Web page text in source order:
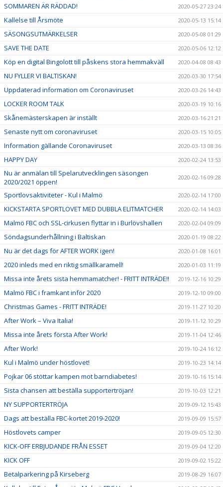
SOMMAREN ÄR RÄDDAD! 2020-05-27 23:24
Kallelse till Årsmöte 2020-05-13 15:14
SÄSONGSUTMÄRKELSER 2020-05-08 01:29
SAVE THE DATE 2020-05-06 12:12
Köp en digital Bingolott till påskens stora hemmakväll 2020-04-08 08:43
NU FYLLER VI BALTISKAN! 2020-03-30 17:54
Uppdaterad information om Coronaviruset 2020-03-26 14:43
LOCKER ROOM TALK 2020-03-19 10:16
Skånemästerskapen är inställt 2020-03-16 21:21
Senaste nytt om coronaviruset 2020-03-15 10:05
Information gällande Coronaviruset 2020-03-13 08:36
HAPPY DAY 2020-02-24 13:53
Nu är anmälan till Spelarutvecklingen säsongen
2020/2021 öppen!
2020-02-16 09:28
Sportlovsaktiviteter - Kul i Malmö 2020-02-14 17:00
KICKSTARTA SPORTLOVET MED DUBBLA ELITMATCHER 2020-02-14 14:03
Malmö FBC och SSL-cirkusen flyttar in i Burlövshallen 2020-02-04 09:09
Söndagsunderhållning i Baltiskan 2020-01-19 08:22
Nu är det dags för AFTER WORK igen! 2020-01-08 16:01
2020 inleds med en riktig smällkaramell! 2020-01-03 11:19
Missa inte årets sista hemmamatcher! - FRITT INTRÄDE!! 2019-12-16 10:29
Malmö FBC i framkant inför 2020 2019-12-10 09:00
Christmas Games - FRITT INTRÄDE! 2019-11-27 10:20
After Work – Viva Italia! 2019-11-12 10:29
Missa inte årets första After Work! 2019-11-04 12:46
After Work! 2019-10-24 16:12
Kul i Malmö under höstlovet! 2019-10-23 14:14
Pojkar 06 stöttar kampen mot barndiabetes! 2019-10-16 15:14
Sista chansen att beställa supportertröjan! 2019-10-03 12:21
NY SUPPORTERTRÖJA 2019-09-12 15:43
Dags att beställa FBC-kortet 2019-2020! 2019-09-09 15:57
Höstlovets camper 2019-09-05 12:30
KICK-OFF ERBJUDANDE FRÅN ESSET 2019-09-04 12:20
KICK OFF 2019-09-02 15:22
Betalparkering på Kirseberg 2019-08-29 16:07